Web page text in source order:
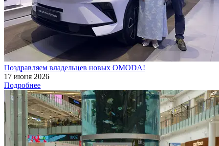
Поздравляем владельцев новых OMODA!
17 июня 2026
Подробнее